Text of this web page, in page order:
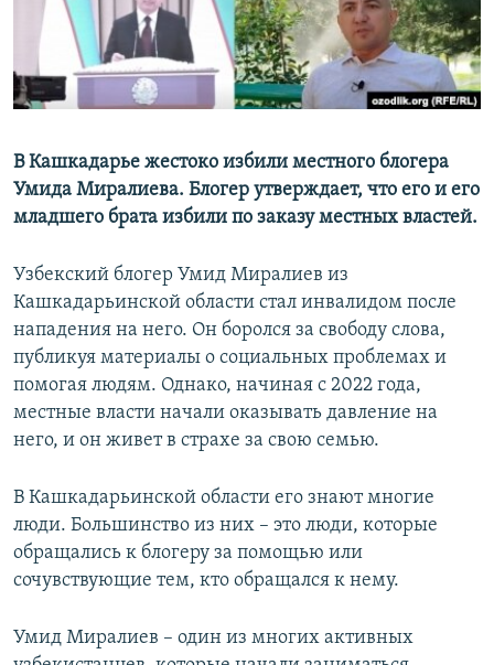
В Кашкадарье жестоко избили местного блогера
Умида Миралиева. Блогер утверждает, что его и его
младшего брата избили по заказу местных властей.
Узбекский блогер Умид Миралиев из
Кашкадарьинской области стал инвалидом после
нападения на него. Он боролся за свободу слова,
публикуя материалы о социальных проблемах и
помогая людям. Однако, начиная с 2022 года,
местные власти начали оказывать давление на
него, и он живет в страхе за свою семью.
В Кашкадарьинской области его знают многие
люди. Большинство из них – это люди, которые
обращались к блогеру за помощью или
сочувствующие тем, кто обращался к нему.
Умид Миралиев – один из многих активных